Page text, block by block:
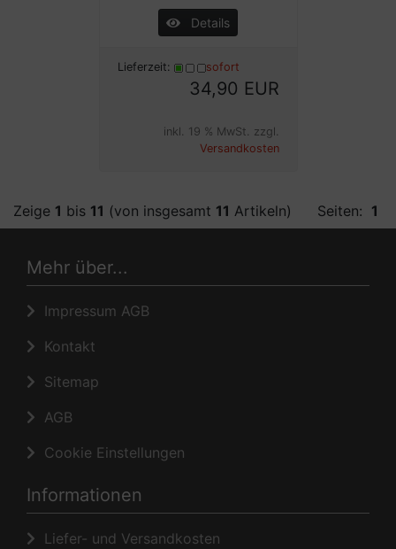
Details
Lieferzeit: sofort
34,90 EUR
inkl. 19 % MwSt. zzgl.
Versandkosten
Zeige 1 bis 11 (von insgesamt 11 Artikeln) Seiten: 1
Mehr über...
Impressum AGB
Kontakt
Sitemap
AGB
Cookie Einstellungen
Informationen
Liefer- und Versandkosten